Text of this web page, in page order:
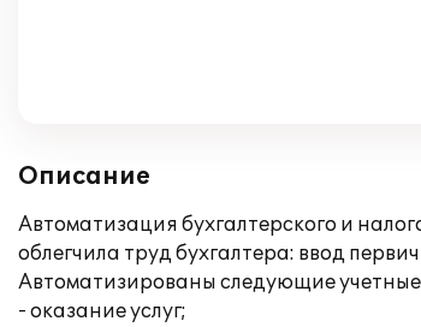
Описание
Автоматизация бухгалтерского и
облегчила труд бухгалтера: ввод
Автоматизированы следующие учетные
- оказание услуг;